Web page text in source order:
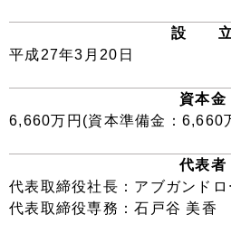
設 立
平成27年3月20日
資本金
6,660万円(資本準備金：6,660
代表者
代表取締役社長：アブガンド
代表取締役専務：石戸谷 美香